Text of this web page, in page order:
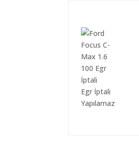
Egr İptali
Yapılamaz